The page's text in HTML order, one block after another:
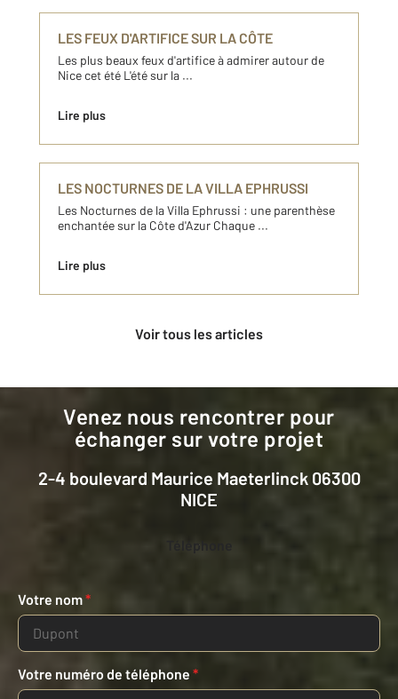
LES FEUX D'ARTIFICE SUR LA CÔTE
Les plus beaux feux d'artifice à admirer autour de
Nice cet été L'été sur la ...
Lire plus
LES NOCTURNES DE LA VILLA EPHRUSSI
Les Nocturnes de la Villa Ephrussi : une parenthèse
enchantée sur la Côte d'Azur Chaque ...
Lire plus
Voir tous les articles
Venez nous rencontrer pour
échanger sur votre projet
2-4 boulevard Maurice Maeterlinck 06300
NICE
Téléphone
Votre nom*
Votre numéro de téléphone *